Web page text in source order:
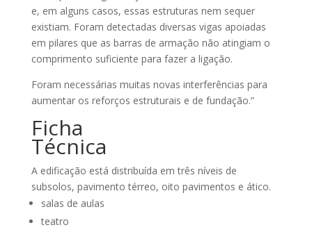
e, em alguns casos, essas estruturas nem sequer
existiam. Foram detectadas diversas vigas apoiadas
em pilares que as barras de armação não atingiam o
comprimento suficiente para fazer a ligação.
Foram necessárias muitas novas interferências para
aumentar os reforços estruturais e de fundação.”
Ficha
Técnica
A edificação está distribuída em três níveis de
subsolos, pavimento térreo, oito pavimentos e ático.
salas de aulas
teatro